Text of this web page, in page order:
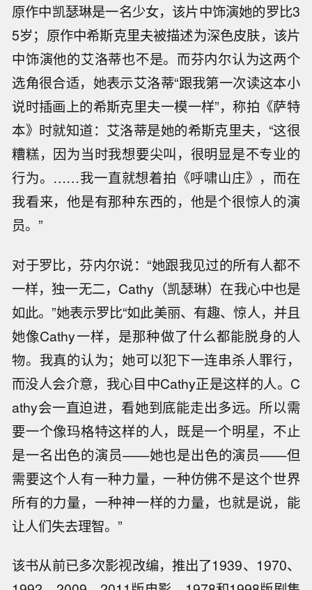
原作中凯瑟琳是一名少女，该片中饰演她的罗比3
5岁；原作中希斯克里夫被描述为深色皮肤，该片
中饰演他的艾洛蒂也不是。而芬内尔认为这两个
选角很合适，她表示艾洛蒂“跟我第一次读这本小
说时插画上的希斯克里夫一模一样”，称拍《萨特
本》时就知道：艾洛蒂是她的希斯克里夫，“这很
糟糕，因为当时我想要尖叫，很明显是不专业的
行为。……我一直就想着拍《呼啸山庄》，而在
我看来，他是有那种东西的，他是个很惊人的演
员。”
对于罗比，芬内尔说：“她跟我见过的所有人都不
一样，独一无二，Cathy（凯瑟琳）在我心中也是
如此。”她表示罗比“如此美丽、有趣、惊人，并且
她像Cathy一样，是那种做了什么都能脱身的人
物。我真的认为；她可以犯下一连串杀人罪行，
而没人会介意，我心目中Cathy正是这样的人。C
athy会一直迫进，看她到底能走出多远。所以需
要一个像玛格特这样的人，既是一个明星，不止
是一名出色的演员——她也是出色的演员——但
需要这个人有一种力量，一种仿佛不是这个世界
所有的力量，一种神一样的力量，也就是说，能
让人们失去理智。”
该书从前已多次影视改编，推出了1939、1970、